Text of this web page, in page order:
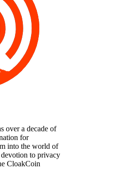
over a decade of
for
into the world of
to privacy
CloakCoin